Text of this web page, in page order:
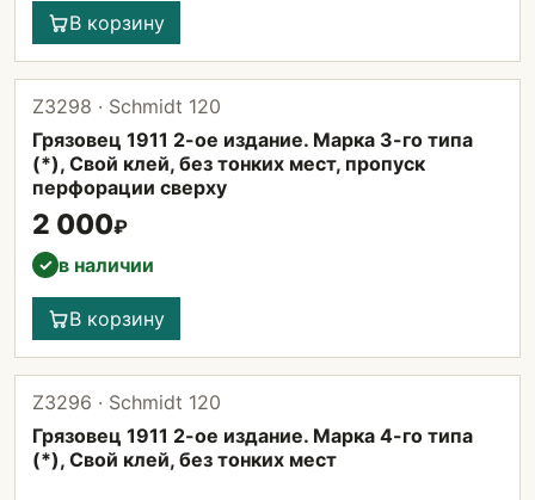
В корзину
Z3298 · Schmidt 120
Грязовец 1911 2-ое издание. Марка 3-го типа
(*), Свой клей, без тонких мест, пропуск
перфорации сверху
2 000₽
✓ в наличии
В корзину
Z3296 · Schmidt 120
Грязовец 1911 2-ое издание. Марка 4-го типа
(*), Свой клей, без тонких мест